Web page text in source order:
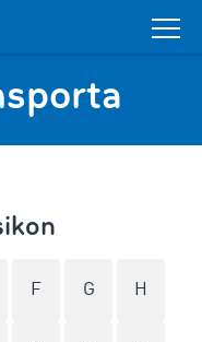
F G H